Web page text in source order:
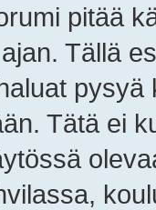
pitää
Tällä
Tätä ei